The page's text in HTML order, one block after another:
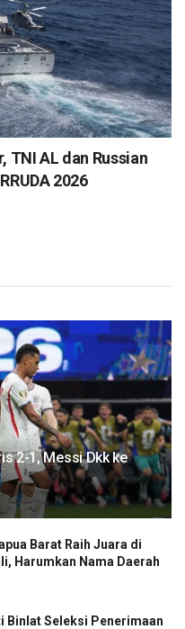
TNI AL dan Russian
2026
2-1, Messi Dkk ke
Barat Raih Juara di
Harumkan Nama Daerah
Binlat Seleksi Penerimaan